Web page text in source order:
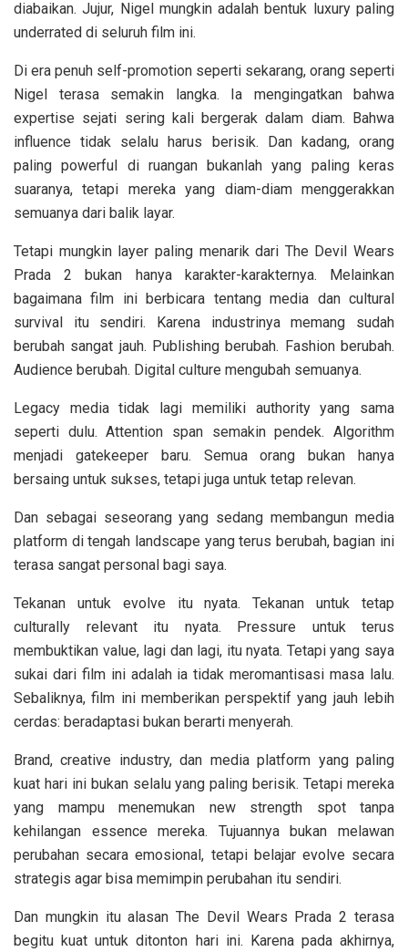
diabaikan. Jujur, Nigel mungkin adalah bentuk luxury paling
underrated di seluruh film ini.
Di era penuh self-promotion seperti sekarang, orang seperti
Nigel terasa semakin langka. Ia mengingatkan bahwa
expertise sejati sering kali bergerak dalam diam. Bahwa
influence tidak selalu harus berisik. Dan kadang, orang
paling powerful di ruangan bukanlah yang paling keras
suaranya, tetapi mereka yang diam-diam menggerakkan
semuanya dari balik layar.
Tetapi mungkin layer paling menarik dari The Devil Wears
Prada 2 bukan hanya karakter-karakternya. Melainkan
bagaimana film ini berbicara tentang media dan cultural
survival itu sendiri. Karena industrinya memang sudah
berubah sangat jauh. Publishing berubah. Fashion berubah.
Audience berubah. Digital culture mengubah semuanya.
Legacy media tidak lagi memiliki authority yang sama
seperti dulu. Attention span semakin pendek. Algorithm
menjadi gatekeeper baru. Semua orang bukan hanya
bersaing untuk sukses, tetapi juga untuk tetap relevan.
Dan sebagai seseorang yang sedang membangun media
platform di tengah landscape yang terus berubah, bagian ini
terasa sangat personal bagi saya.
Tekanan untuk evolve itu nyata. Tekanan untuk tetap
culturally relevant itu nyata. Pressure untuk terus
membuktikan value, lagi dan lagi, itu nyata. Tetapi yang saya
sukai dari film ini adalah ia tidak meromantisasi masa lalu.
Sebaliknya, film ini memberikan perspektif yang jauh lebih
cerdas: beradaptasi bukan berarti menyerah.
Brand, creative industry, dan media platform yang paling
kuat hari ini bukan selalu yang paling berisik. Tetapi mereka
yang mampu menemukan new strength spot tanpa
kehilangan essence mereka. Tujuannya bukan melawan
perubahan secara emosional, tetapi belajar evolve secara
strategis agar bisa memimpin perubahan itu sendiri.
Dan mungkin itu alasan The Devil Wears Prada 2 terasa
begitu kuat untuk ditonton hari ini. Karena pada akhirnya,